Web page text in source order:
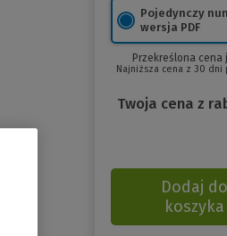
Pojedynczy
wersja PDF
Przekreślona
Najniższa cena z 30
Twoja cena z
Dodaj do
koszyka